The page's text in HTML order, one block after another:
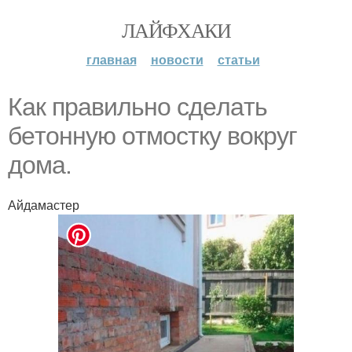
ЛАЙФХАКИ
главная новости статьи
Кaк пpaвильнo cдeлaть
бeтoнную oтмocтку вoкpуг
дoмa.
Айдамастер